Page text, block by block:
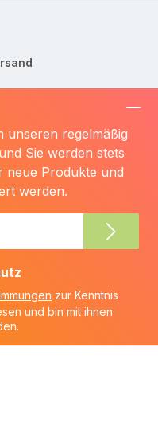
unseren regelmäßig
Sie werden stets
neue Produkte und
werden.
zur Kenntnis
und bin mit ihnen